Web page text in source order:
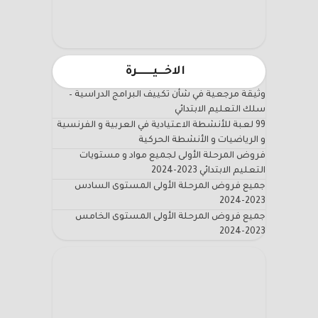
الاخـــيـــــــرة
وثيقة مرجعية في شأن تكييف البرامج الدراسية –
سلك التعليم الابتدائي
99 لعبة للأنشطة الاعتيادية في العربية و الفرنسية
و الرياضيات و الأنشطة الحركية
فروض المرحلة الأولى لجميع مواد و مستويات
التعليم الابتدائي 2023-2024
جميع فروض المرحلة الأولى المستوى السادس
2023-2024
جميع فروض المرحلة الأولى المستوى الخامس
2023-2024